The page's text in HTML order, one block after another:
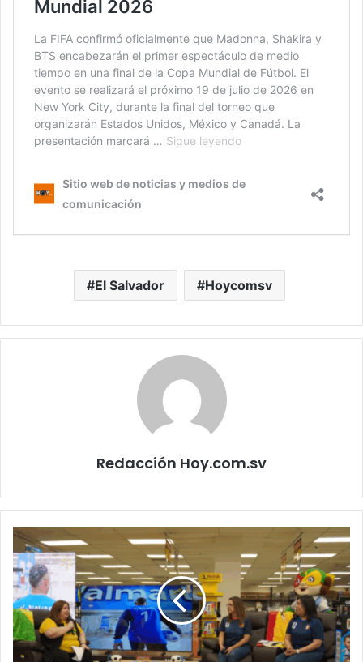
El Salvador Hoycomsv
Redacción Hoy.com.sv
Walmart
prepara
la
cancha
para
que
las
familias